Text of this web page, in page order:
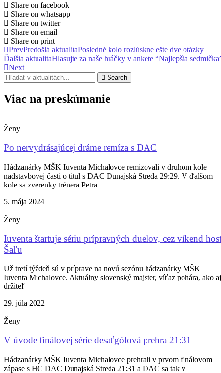
Share on facebook
Share on whatsapp
Share on twitter
Share on email
Share on print
PrevPredošlá aktualitaPosledné kolo rozlúskne ešte dve otázky
Ďalšia aktualitaHlasujte za naše hráčky v ankete “Najlepšia
Next
Search
Viac na preskúmanie
Ženy
Po nervydrásajúcej dráme remíza s DAC
Hádzanárky MŠK Iuventa Michalovce remizovali v druhom kole
nadstavbovej časti o titul s DAC Dunajská Streda 29:29. V ďalšom
kole sa zverenky trénera Petra
5. mája 2024
Ženy
Iuventa štartuje sériu prípravných duelov, cez víkend
Šaľu
Už tretí týždeň sú v príprave na novú sezónu hádzanárky MŠK
Iuventa Michalovce. Aktuálny slovenský majster, víťaz pohára, ako aj
držiteľ
29. júla 2022
Ženy
V úvode finálovej série desaťgólová prehra 21:31
Hádzanárky MŠK Iuventa Michalovce prehrali v prvom finálovom
zápase s HC DAC Dunajská Streda 21:31 a DAC sa tak v